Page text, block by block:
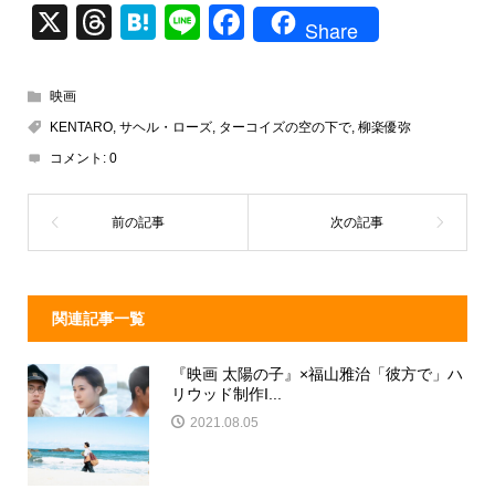
X
T
a
d
s
H
n
Li
F
e
o
Share
映画
KENTARO, サヘル・ローズ, ターコイズの空の下で, 柳楽優弥
コメント: 0
関連記事一覧
『映画 太陽の子』×福山雅治「彼方で」ハ
リウッド制作I...
2021.08.05